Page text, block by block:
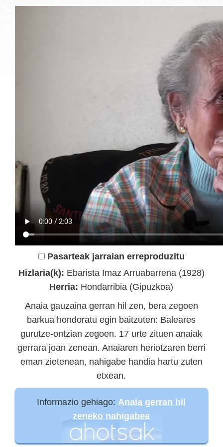
Pasarteak jarraian erreproduzitu
Hizlaria(k): Ebarista Imaz Arruabarrena (1928)
Herria: Hondarribia (Gipuzkoa)
Anaia gauzaina gerran hil zen, bera zegoen
barkua hondoratu egin baitzuten: Baleares
gurutze-ontzian zegoen. 17 urte zituen anaiak
gerrara joan zenean. Anaiaren heriotzaren berri
eman zietenean, nahigabe handia hartu zuten
etxean.
Informazio gehiago:Anaia gerran hil
zeneko nahigabea